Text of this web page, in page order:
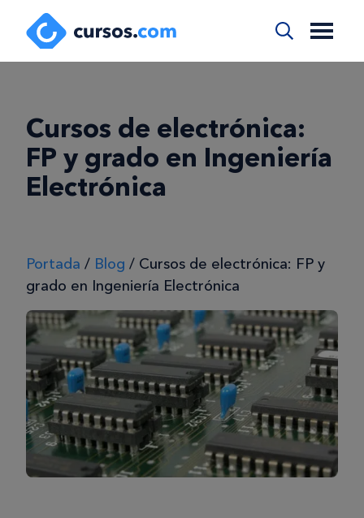
Cursos de electrónica:
FP y grado en Ingeniería
Electrónica
Portada / Blog / Cursos de electrónica: FP y
grado en Ingeniería Electrónica